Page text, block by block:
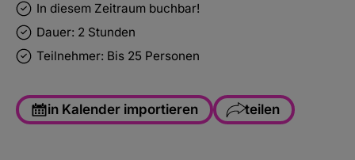
In diesem Zeitraum buchbar!
Dauer: 2 Stunden
Teilnehmer: Bis 25 Personen
in Kalender importieren teilen